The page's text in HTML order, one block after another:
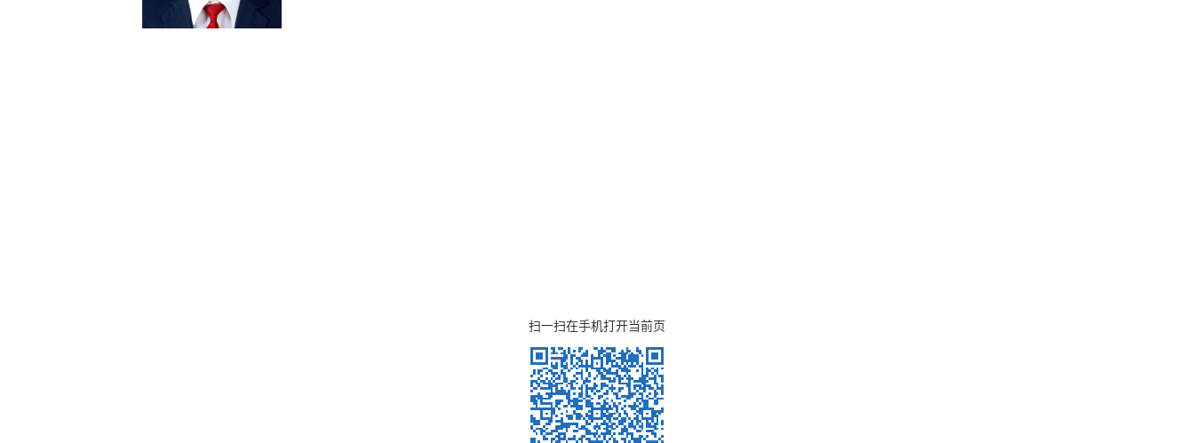
扫一扫在手机打开当前页